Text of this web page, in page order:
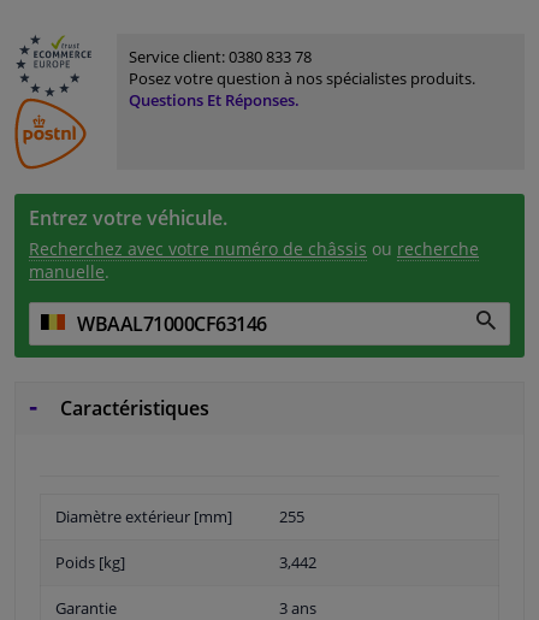
Service client:0380 833 78
Posez votre question à nos spécialistes produits.
Questions Et Réponses.
Entrez votre véhicule.
Recherchez avec votre numéro de châssis ou recherche
manuelle.
Caractéristiques
Diamètre extérieur [mm] 255
Poids [kg] 3,442
Garantie 3 ans